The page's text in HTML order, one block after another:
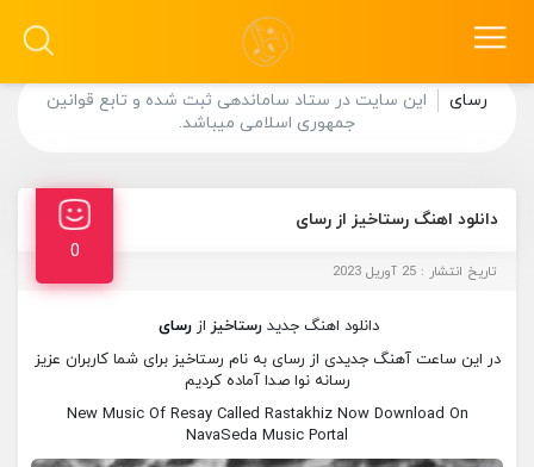
رسای
این سایت در ستاد ساماندهی ثبت شده و تابع قوانین
جمهوری اسلامی میباشد.
دانلود اهنگ رستاخیز از رسای
0
تاریخ انتشار : 25 آوریل 2023
دانلود اهنگ جدیدرستاخیز ازرسای
در این ساعت آهنگ جدیدی از رسای به نام رستاخیز برای شما کاربران عزیز
رسانه نوا صدا آماده کردیم
New Music Of Resay Called Rastakhiz Now Download On
NavaSeda Music Portal